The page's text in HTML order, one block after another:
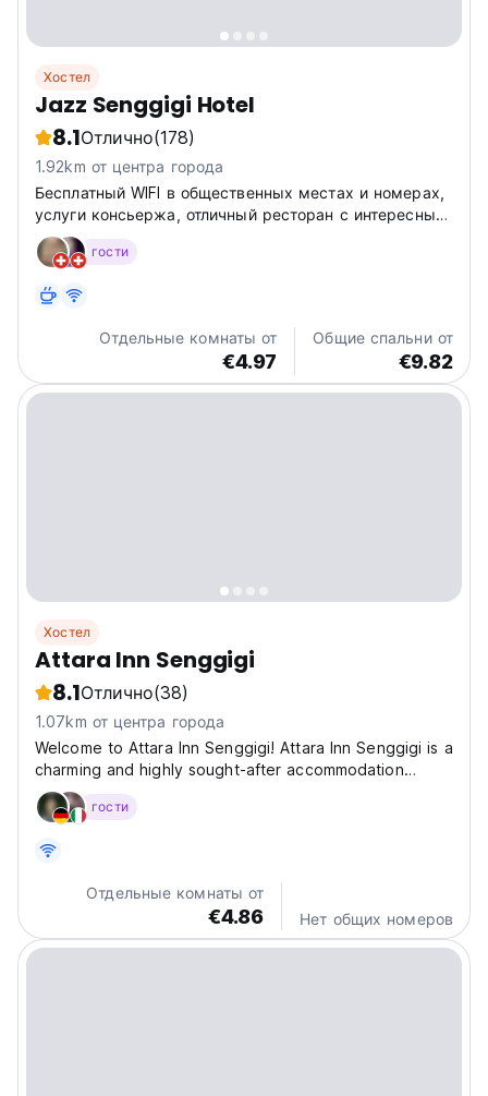
Хостел
Jazz Senggigi Hotel
8.1Отлично(178)
1.92km от центра города
Бесплатный WIFI в общественных местах и ​​номерах,
услуги консьержа, отличный ресторан с интересным
предложением блюд местной и интернациональной
кухни. гости
Отдельные комнаты от
€4.97
Общие спальни от
€9.82
Хостел
Attara Inn Senggigi
8.1Отлично(38)
1.07km от центра города
Welcome to Attara Inn Senggigi! Attara Inn Senggigi is a
charming and highly sought-after accommodation
option, conveniently located at the central hub of
Senggigi, Lombok. Set against the stunning backdrop
гости
Отдельные комнаты от
€4.86 Нет общих номеров